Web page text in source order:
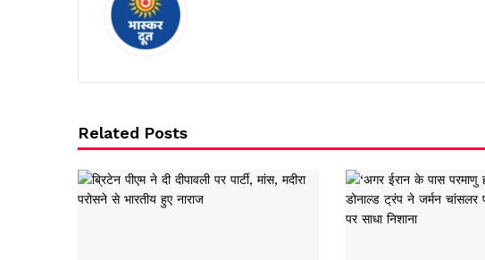
Related Posts